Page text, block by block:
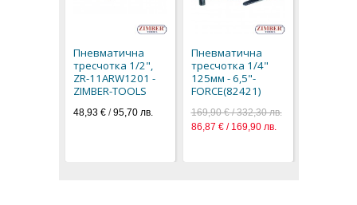
Пневматична
тресчотка 1/2",
ZR-11ARW1201 -
ZIMBER-TOOLS
48,93 €/95,70 лв.
Пневматична
тресчотка 1/4"
125мм - 6,5"-
FORCE(82421)
169,90 € / 332,30 лв.
86,87 € / 169,90 лв.